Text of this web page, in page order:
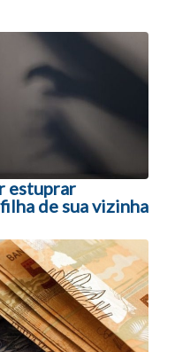
estuprar
de sua vizinha